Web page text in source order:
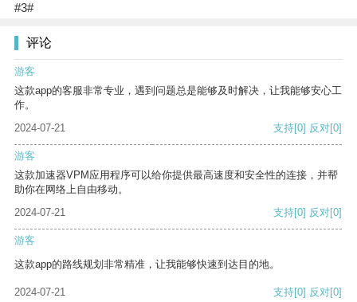
#3#
评论
游客
这款app的客服非常专业，遇到问题总是能够及时解决，让我能够安心工
作。
2024-07-21
支持[0] 反对[0]
游客
这款加速器VPM应用程序可以给你提供最高速度和安全性的连接，并帮
助你在网络上自由移动。
2024-07-21
支持[0] 反对[0]
游客
这款app的路线规划非常精准，让我能够快速到达目的地。
2024-07-21 支持[0] 反对[0]